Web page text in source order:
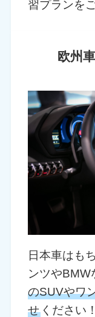
習プランを
欧州
日本車はも
ンツやBMW
のSUVやワ
せ ください